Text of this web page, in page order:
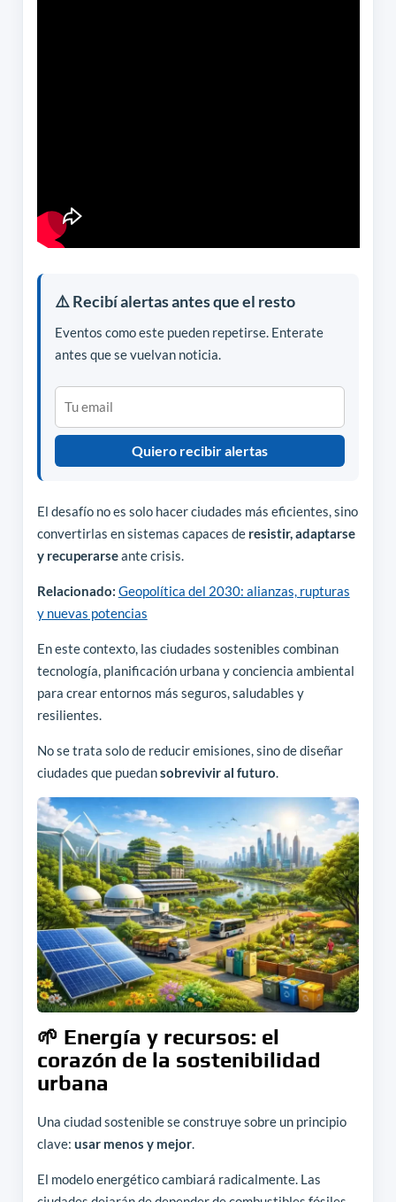
⚠️ Recibí alertas antes que el resto
Eventos como este pueden repetirse. Enterate
antes que se vuelvan noticia.
Quiero recibir alertas
El desafío no es solo hacer ciudades más eficientes, sino
convertirlas en sistemas capaces de resistir, adaptarse
y recuperarseante crisis.
Relacionado: Geopolítica del 2030: alianzas, rupturas
y nuevas potencias
En este contexto, las ciudades sostenibles combinan
tecnología, planificación urbana y conciencia ambiental
para crear entornos más seguros, saludables y
resilientes.
No se trata solo de reducir emisiones, sino de diseñar
ciudades que puedansobrevivir al futuro.
🌱 Energía y recursos: el
corazón de la sostenibilidad
urbana
Una ciudad sostenible se construye sobre un principio
clave: usar menos y mejor.
El modelo energético cambiará radicalmente. Las